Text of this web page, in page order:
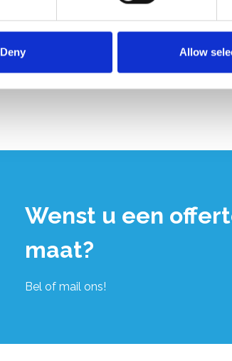
Deny Allow
Wenst u een
maat?
Bel of mail ons!